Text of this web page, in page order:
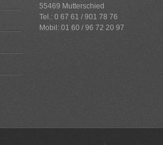
55469 Mutterschied
Tel.: 0 67 61 / 901 78 76
Mobil: 01 60 / 96 72 20 97